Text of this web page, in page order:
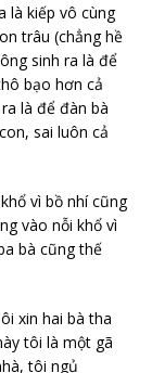
là kiếp vô cùng
trâu (chẳng hề
sinh ra là để
bạo hơn cả
là để đàn bà
sai luôn cả
vì bồ nhí cũng
vào nỗi khổ vì
bà cũng thế
xin hai bà tha
tôi là một gã
tôi ngủ